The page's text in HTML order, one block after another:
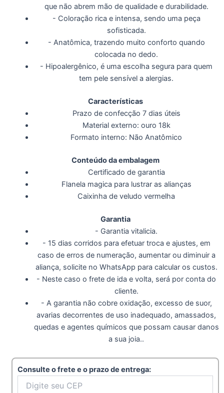
que não abrem mão de qualidade e durabilidade.
- Coloração rica e intensa, sendo uma peça
sofisticada.
- Anatômica, trazendo muito conforto quando
colocada no dedo.
- Hipoalergênico, é uma escolha segura para quem
tem pele sensível a alergias.
Características
Prazo de confecção 7 dias úteis
Material externo: ouro 18k
Formato interno: Não Anatômico
Conteúdo da embalagem
Certificado de garantia
Flanela magica para lustrar as alianças
Caixinha de veludo vermelha
Garantia
- Garantia vitalicia.
- 15 dias corridos para efetuar troca e ajustes, em
caso de erros de numeração, aumentar ou diminuir a
aliança, solicite no WhatsApp para calcular os custos.
- Neste caso o frete de ida e volta, será por conta do
cliente.
- A garantia não cobre oxidação, excesso de suor,
avarias decorrentes de uso inadequado, amassados,
quedas e agentes químicos que possam causar danos
a sua joia..
Consulte o frete e o prazo de entrega: